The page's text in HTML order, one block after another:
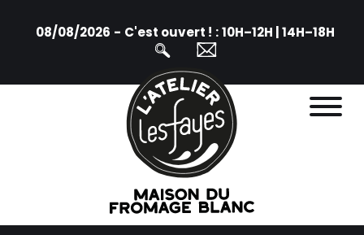
08/08/2026 - C'est ouvert ! :10H–12H | 14H–18H